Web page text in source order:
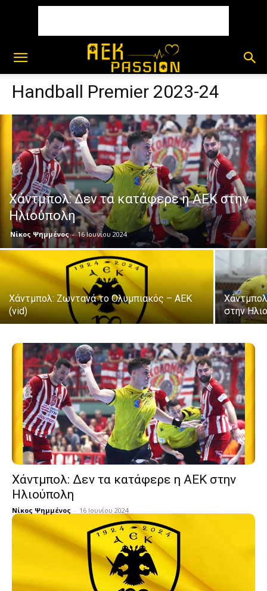
Handball Premier 2023-24
Χάντμπολ: Δεν τα κατάφερε η ΑΕΚ στην
Ηλιούπολη
Νίκος Ψημμένος - 16 Ιουνίου 2024
Χάντμπολ: Ζωντανά το Ολυμπιακός – ΑΕΚ
(vid)
στην
Χάντμπολ: Δεν τα κατάφερε η ΑΕΚ στην
Ηλιούπολη
Νίκος Ψημμένος - 16 Ιουνίου 2024